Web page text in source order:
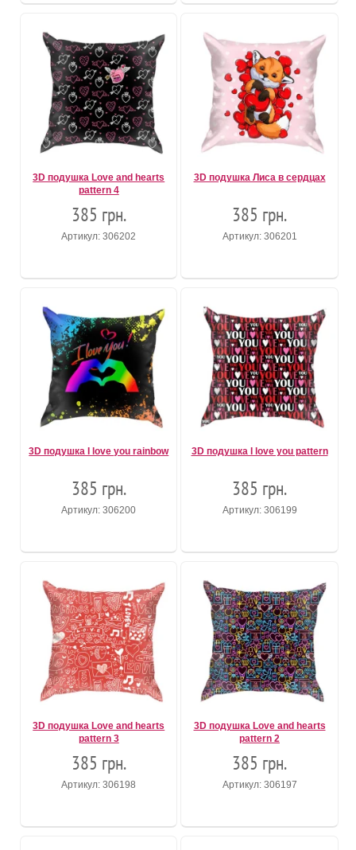
3D подушка Love and hearts
pattern 4
385 грн.
Артикул: 306202
3D подушка Лиса в сердцах
385 грн.
Артикул: 306201
3D подушка I love you rainbow
385 грн.
Артикул: 306200
3D подушка I love you pattern
385 грн.
Артикул: 306199
3D подушка Love and hearts
pattern 3
385 грн.
Артикул: 306198
3D подушка Love and hearts
pattern 2
385 грн.
Артикул: 306197